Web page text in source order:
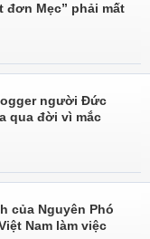
đơn Mẹc” phải mất
người Đức
qua đời vì mắc
của Nguyên Phó
Nam làm việc